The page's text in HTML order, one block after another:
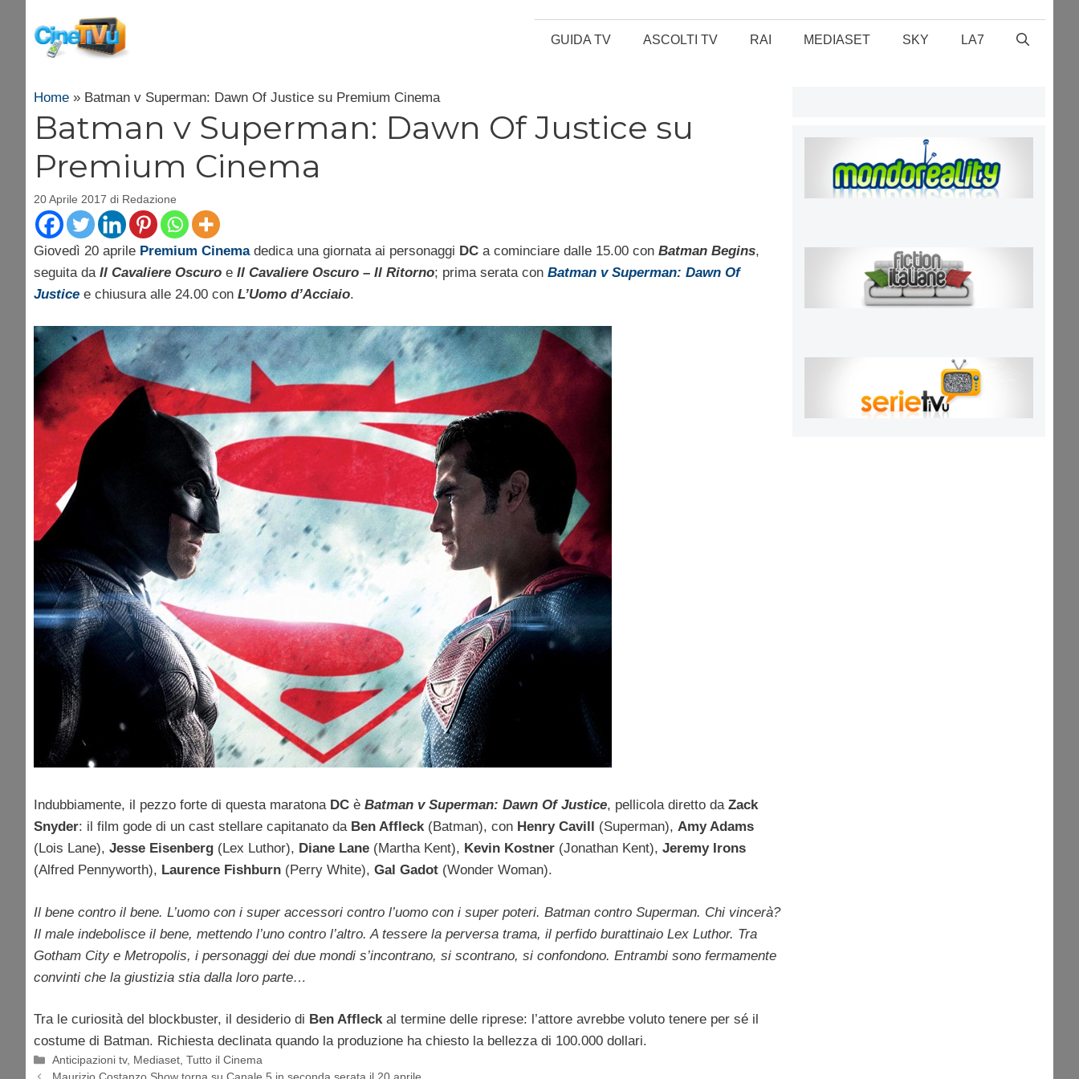
contenuto
GUIDA TV ASCOLTI TV RAI MEDIASET SKY LA7
Home » Batman v Superman: Dawn Of Justice su Premium Cinema
Batman v Superman: Dawn Of Justice su
Premium Cinema
20 Aprile 2017 di Redazione
Giovedì 20 aprile Premium Cinemadedica una giornata ai personaggi DC a cominciare dalle 15.00 con Batman Begins,
seguita da Il Cavaliere Oscuro e Il Cavaliere Oscuro – Il Ritorno; prima serata con Batman v Superman: Dawn Of
Justice e chiusura alle 24.00 con L’Uomo d’Acciaio.
Indubbiamente, il pezzo forte di questa maratona DC è Batman v Superman: Dawn Of Justice, pellicola diretto da Zack
Snyder: il film gode di un cast stellare capitanato da Ben Affleck(Batman), con Henry Cavill (Superman), Amy Adams
(Lois Lane), Jesse Eisenberg (Lex Luthor), Diane Lane (Martha Kent), Kevin Kostner (Jonathan Kent), Jeremy Irons
(Alfred Pennyworth), Laurence Fishburn (Perry White), Gal Gadot (Wonder Woman).
Il bene contro il bene. L’uomo con i super accessori contro l’uomo con i super poteri. Batman contro Superman. Chi vincerà?
Il male indebolisce il bene, mettendo l’uno contro l’altro. A tessere la perversa trama, il perfido burattinaio Lex Luthor. Tra
Gotham City e Metropolis, i personaggi dei due mondi s’incontrano, si scontrano, si confondono. Entrambi sono fermamente
convinti che la giustizia stia dalla loro parte…
Tra le curiosità del blockbuster, il desiderio di Ben Affleckal termine delle riprese: l’attore avrebbe voluto tenere per sé il
costume di Batman. Richiesta declinata quando la produzione ha chiesto la bellezza di 100.000 dollari.
Categorie
Anticipazioni tv, Mediaset,Tutto il Cinema